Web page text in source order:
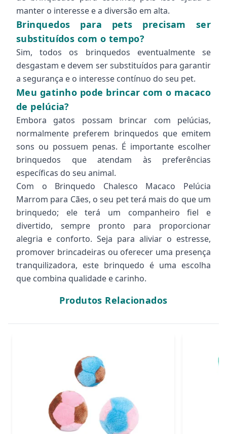
manter o interesse e a diversão em alta.
Brinquedos para pets precisam ser
substituídos com o tempo?
Sim, todos os brinquedos eventualmente se
desgastam e devem ser substituídos para garantir
a segurança e o interesse contínuo do seu pet.
Meu gatinho pode brincar com o macaco
de pelúcia?
Embora gatos possam brincar com pelúcias,
normalmente preferem brinquedos que emitem
sons ou possuem penas. É importante escolher
brinquedos que atendam às preferências
específicas do seu animal.
Com o Brinquedo Chalesco Macaco Pelúcia
Marrom para Cães, o seu pet terá mais do que um
brinquedo; ele terá um companheiro fiel e
divertido, sempre pronto para proporcionar
alegria e conforto. Seja para aliviar o estresse,
promover brincadeiras ou oferecer uma presença
tranquilizadora, este brinquedo é uma escolha
que combina qualidade e carinho.
Produtos Relacionados